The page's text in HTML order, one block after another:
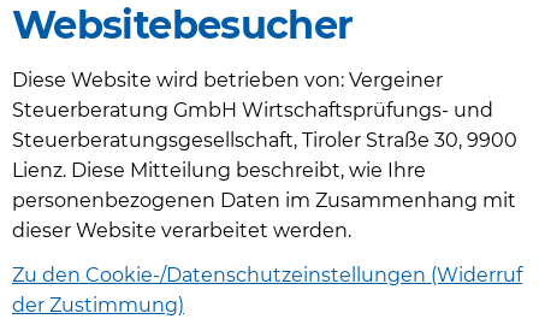
Websitebesucher
Diese Website wird betrieben von: Vergeiner
Steuerberatung GmbH Wirtschaftsprüfungs- und
Steuerberatungsgesellschaft, Tiroler Straße 30, 9900
Lienz. Diese Mitteilung beschreibt, wie Ihre
personenbezogenen Daten im Zusammenhang mit
dieser Website verarbeitet werden.
Zu den Cookie-/Datenschutzeinstellungen (Widerruf
der Zustimmung)